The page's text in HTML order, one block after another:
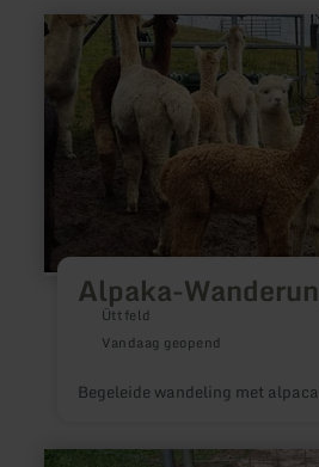
Alpaka-
Üttfeld
Vandaag geopend
Begeleide wandeling met
meer
informatie
Alpaka-
Wanderung